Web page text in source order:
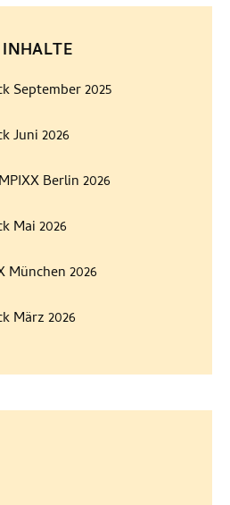
September 2025
Juni 2026
Berlin 2026
Mai 2026
München 2026
März 2026